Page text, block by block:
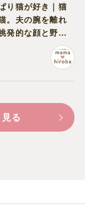
り猫が好き｜猫
。夫の腕を離れ
発的な顔と野太
る